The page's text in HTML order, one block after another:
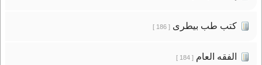
كتب طب بيطرى[ 186 ]
الفقه العام[ 184 ]